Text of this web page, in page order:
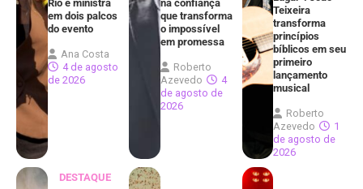
Rio e ministra
em dois palcos
do evento
Ana Costa
4 de agosto
de 2026
na confiança
que transforma
o impossível
em promessa
Roberto
Azevedo
4
de agosto de
2026
Teixeira
transforma
princípios
bíblicos em seu
primeiro
lançamento
musical
Roberto
Azevedo
1
de agosto de
2026
DESTAQUE